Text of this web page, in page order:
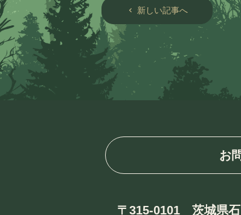
chevron_left 新しい記事へ
お
〒315-0101 茨城県